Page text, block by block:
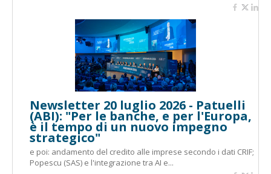
Newsletter 20 luglio 2026 - Patuelli
(ABI): "Per le banche, e per l'Europa,
è il tempo di un nuovo impegno
strategico"
e poi: andamento del credito alle imprese secondo i dati CRIF;
Popescu (SAS) e l'integrazione tra AI e...